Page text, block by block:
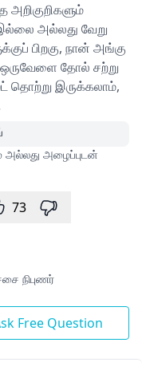
அல்லது வேறு
பிறகு, நான் அங்கு
தோல் சற்று
தொற்று இருக்கலாம்,
அல்லது அழைப்புடன்
73
நிபுணர்
Free Question